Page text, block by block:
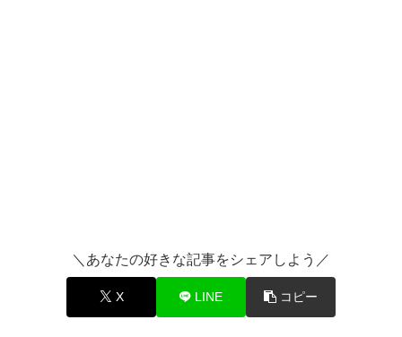
＼あなたの好きな記事をシェアしよう／
X LINE コピー